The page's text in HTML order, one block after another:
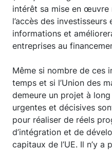
intérêt sa mise en œuvre
l’accès des
informations et
entreprises au
Même si nombre de ces
temps et si l’Union des
demeure un projet à
urgentes et décisives
pour réaliser de réels
d’intégration et de
capitaux de l’UE. Il n’y a